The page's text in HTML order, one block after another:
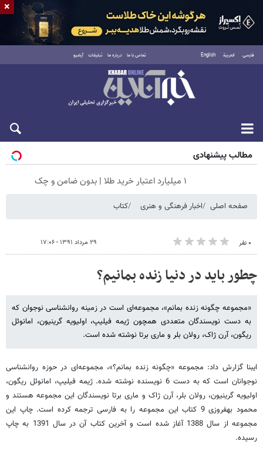
فارسی العربية English تماس با ما درباره ما تبلیغات آرشیو
پنجشنبه ۱۵ مرداد ۱۴۰۵
مطالب پیشنهادی
۱ میلیارد اعتبار خرید طلا | بدون ضامن و چک
صفحه اصلی اخبار فرهنگی و هنری کتاب
۰ نفر ۲۹ مرداد ۱۳۹۱ - ۱۷:۰۶
چطور باید در دنیا زنده بمانیم؟
«مجموعه چگونه زنده بمانم»، مجموعه‌ای است در زمینه‌ روانشناسی نوجوان که
به دست نویسندگان متعددی همچون ژیمه فیلیپ، اولیویه گرینیون، امانوئل
ریگون، آرن ژاک، رولان بلر و ماری‌ برتا نوشته شده است.
ایبنا گزارش داد: مجموعه «چگونه زنده بمانم؟»، مجموعه‌ای در حوزه‌ روانشناسی
نوجوانان است که به دست 6 نویسنده نوشته شده. ژیمه فیلیپ، امانوئل ریگون،
اولیویه گرینیون، رولان بلر، آرن ژاک و ماری‌ برتا نویسندگان این مجموعه هستند و
محمود بهفروزی 9 کتاب این مجموعه را به فارسی ترجمه کرده است. چاپ این
مجموعه از سال 1388 آغاز شده است و آخرین کتاب آن در سال 1391 به چاپ
رسیده.
×